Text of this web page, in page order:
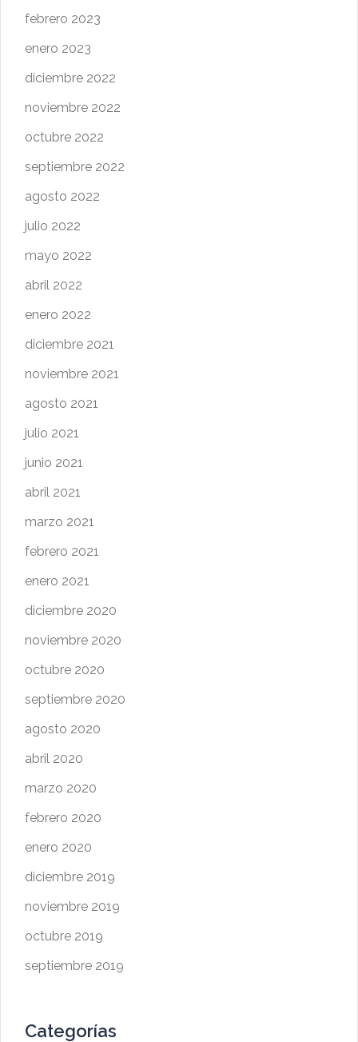
febrero 2023
enero 2023
diciembre 2022
noviembre 2022
octubre 2022
septiembre 2022
agosto 2022
julio 2022
mayo 2022
abril 2022
enero 2022
diciembre 2021
noviembre 2021
agosto 2021
julio 2021
junio 2021
abril 2021
marzo 2021
febrero 2021
enero 2021
diciembre 2020
noviembre 2020
octubre 2020
septiembre 2020
agosto 2020
abril 2020
marzo 2020
febrero 2020
enero 2020
diciembre 2019
noviembre 2019
octubre 2019
septiembre 2019
Categorías